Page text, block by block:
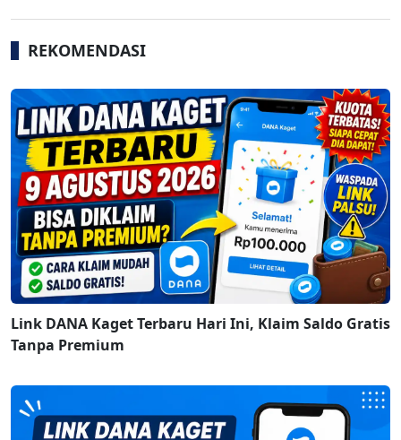
REKOMENDASI
Link DANA Kaget Terbaru Hari Ini, Klaim Saldo Gratis
Tanpa Premium